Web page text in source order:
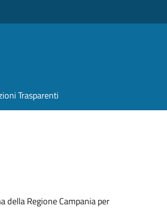
Trasparenti
della Regione Campania per